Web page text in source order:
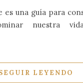
nuestra
LEYENDO